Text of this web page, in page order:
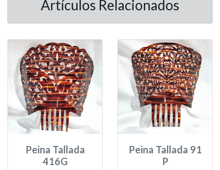
Artículos Relacionados
Peina Tallada
416G
Peina Tallada 91
P